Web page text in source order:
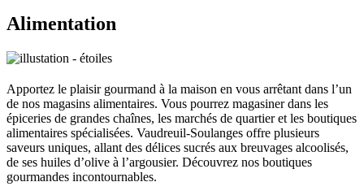
Alimentation
Apportez le plaisir gourmand à la maison en vous arrêtant dans l’un
de nos magasins alimentaires. Vous pourrez magasiner dans les
épiceries de grandes chaînes, les marchés de quartier et les boutiques
alimentaires spécialisées. Vaudreuil-Soulanges offre plusieurs
saveurs uniques, allant des délices sucrés aux breuvages alcoolisés,
de ses huiles d’olive à l’argousier. Découvrez nos boutiques
gourmandes incontournables.